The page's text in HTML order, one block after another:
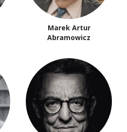
Marek Artur
Abramowicz